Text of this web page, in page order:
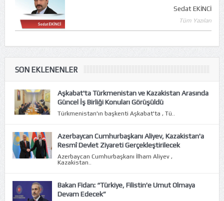
Sedat EKİNCİ
Tüm Yazıları
SON EKLENENLER
Aşkabat'ta Türkmenistan ve Kazakistan Arasında
Güncel İş Birliği Konuları Görüşüldü
Türkmenistan'ın başkenti Aşkabat'ta , Tü..
Azerbaycan Cumhurbaşkanı Aliyev, Kazakistan'a
Resmî Devlet Ziyareti Gerçekleştirilecek
Azerbaycan Cumhurbaşkanı İlham Aliyev ,
Kazakistan..
Bakan Fidan: “Türkiye, Filistin'e Umut Olmaya
Devam Edecek”